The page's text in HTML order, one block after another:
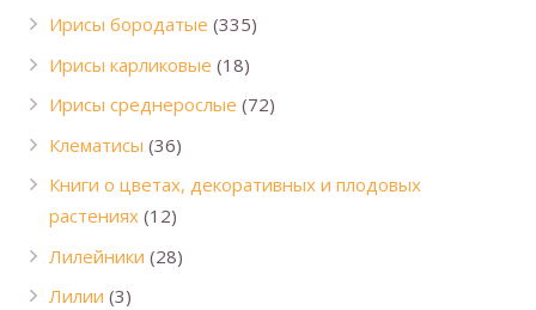
Ирисы бородатые (335)
Ирисы карликовые (18)
Ирисы среднерослые (72)
Клематисы (36)
Книги о цветах, декоративных и плодовых
растениях (12)
Лилейники (28)
Лилии (3)